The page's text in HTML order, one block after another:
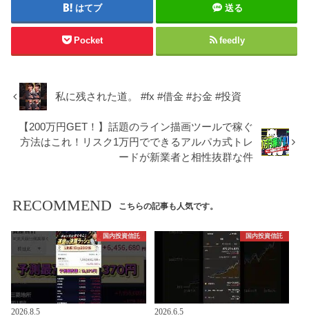
はてブ 送る
Pocket feedly
私に残された道。 #fx #借金 #お金 #投資
【200万円GET！】話題のライン描画ツールで稼ぐ
方法はこれ！リスク1万円でできるアルパカ式トレ
ードが新業者と相性抜群な件
RECOMMEND こちらの記事も人気です。
国内投資信託
2026.8.5
国内投資信託
2026.6.5